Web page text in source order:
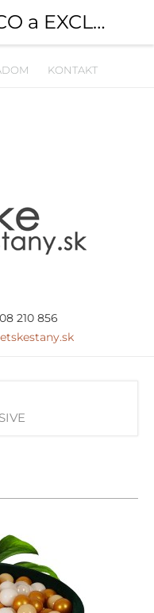
KONTAKT
210 856
Suché bazény ECO a EXCLUSIVE | detskestany.sk